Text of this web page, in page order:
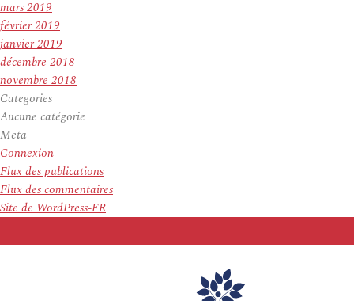
mars 2019
février 2019
janvier 2019
décembre 2018
novembre 2018
Categories
Aucune catégorie
Meta
Connexion
Flux des publications
Flux des commentaires
Site de WordPress-FR